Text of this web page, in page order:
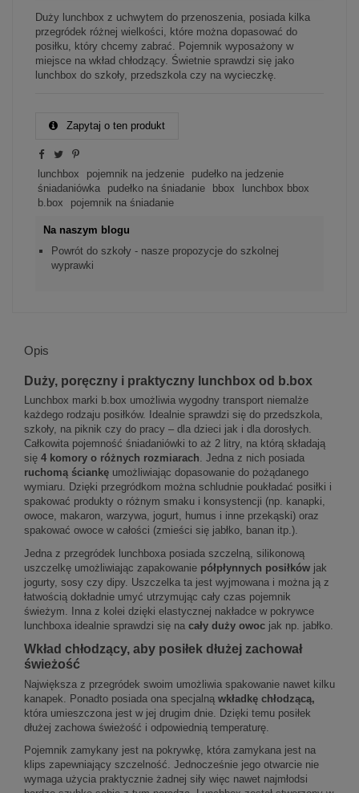
Duży lunchbox z uchwytem do przenoszenia, posiada kilka
przegródek różnej wielkości, które można dopasować do
posiłku, który chcemy zabrać. Pojemnik wyposażony w
miejsce na wkład chłodzący. Świetnie sprawdzi się jako
lunchbox do szkoły, przedszkola czy na wycieczkę.
Zapytaj o ten produkt
lunchbox pojemnik na jedzenie
pudełko na jedzenie
śniadaniówka
pudełko na śniadanie bbox
lunchbox bbox
b.box
pojemnik na śniadanie
Na naszym blogu
Powrót do szkoły - nasze propozycje do szkolnej
wyprawki
Opis
Duży, poręczny i praktyczny lunchbox od b.box
Lunchbox marki b.box umożliwia wygodny transport niemalże
każdego rodzaju posiłków. Idealnie sprawdzi się do przedszkola,
szkoły, na piknik czy do pracy – dla dzieci jak i dla dorosłych.
Całkowita pojemność śniadaniówki to aż 2 litry, na którą składają
się 4 komory o różnych rozmiarach. Jedna z nich posiada
ruchomą ściankę umożliwiając dopasowanie do pożądanego
wymiaru. Dzięki przegródkom można schludnie poukładać posiłki i
spakować produkty o różnym smaku i konsystencji (np. kanapki,
owoce, makaron, warzywa, jogurt, humus i inne przekąski) oraz
spakować owoce w całości (zmieści się jabłko, banan itp.).
Jedna z przegródek lunchboxa posiada szczelną, silikonową
uszczelkę umożliwiając zapakowanie półpłynnych posiłków jak
jogurty, sosy czy dipy. Uszczelka ta jest wyjmowana i można ją z
łatwością dokładnie umyć utrzymując cały czas pojemnik
świeżym. Inna z kolei dzięki elastycznej nakładce w pokrywce
lunchboxa idealnie sprawdzi się na cały duży owoc jak np. jabłko.
Wkład chłodzący, aby posiłek dłużej zachował
świeżość
Największa z przegródek swoim umożliwia spakowanie nawet kilku
kanapek. Ponadto posiada ona specjalną wkładkę chłodzącą,
która umieszczona jest w jej drugim dnie. Dzięki temu posiłek
dłużej zachowa świeżość i odpowiednią temperaturę.
Pojemnik zamykany jest na pokrywkę, która zamykana jest na
klips zapewniający szczelność. Jednocześnie jego otwarcie nie
wymaga użycia praktycznie żadnej siły więc nawet najmłodsi